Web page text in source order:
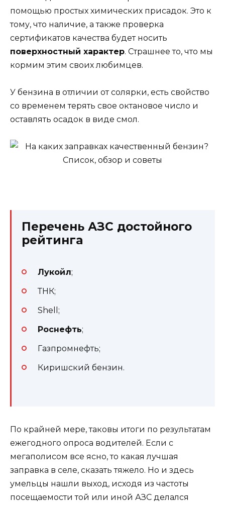
помощью простых химических присадок. Это к
тому, что наличие, а также проверка
сертификатов качества будет носить
поверхностный характер. Страшнее то, что мы
кормим этим своих любимцев.
У бензина в отличии от солярки, есть свойство
со временем терять свое октановое число и
оставлять осадок в виде смол.
Перечень АЗС достойного
рейтинга
Лукойл;
ТНК;
Shell;
Роснефть;
Газпромнефть;
Киришский бензин.
По крайней мере, таковы итоги по результатам
ежегодного опроса водителей. Если с
мегаполисом все ясно, то какая лучшая
заправка в селе, сказать тяжело. Но и здесь
умельцы нашли выход, исходя из частоты
посещаемости той или иной АЗС делался